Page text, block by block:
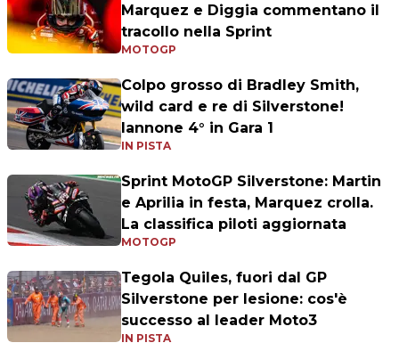
Marquez e Diggia commentano il
tracollo nella Sprint
MOTOGP
Colpo grosso di Bradley Smith,
wild card e re di Silverstone!
Iannone 4° in Gara 1
IN PISTA
Sprint MotoGP Silverstone: Martin
e Aprilia in festa, Marquez crolla.
La classifica piloti aggiornata
MOTOGP
Tegola Quiles, fuori dal GP
Silverstone per lesione: cos'è
successo al leader Moto3
IN PISTA